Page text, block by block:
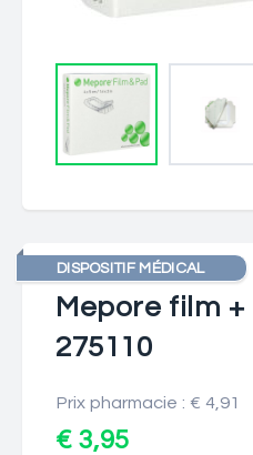
DISPOSITIF MÉDICAL
Mepore film
275110
Prix pharmacie : € 4,91
€ 3,95